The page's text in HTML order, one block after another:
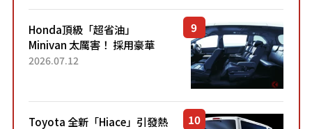
Honda頂級「超省油」
Minivan 太厲害！ 採用豪華
「真皮座椅」與專屬「黑色內
「三...
2026.07.12
Toyota 全新「Hiace」引發熱